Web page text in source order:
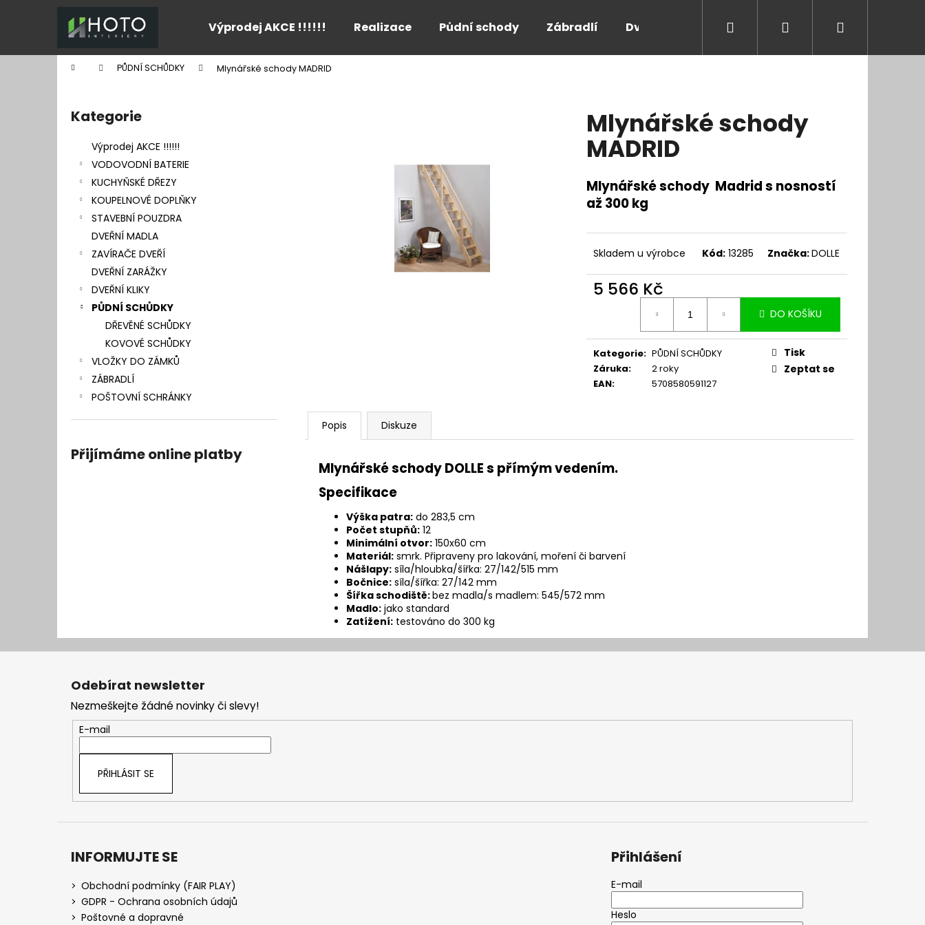
Výprodej AKCE !!!!!! Realizace Půdní schody Zábradlí Dveře a zárubně Kontakt Blog
Přihlášení
Domů PŮDNÍ SCHŮDKY Mlynářské schody MADRID
Přeskočit
kategorie
Kategorie
Výprodej AKCE !!!!!!
VODOVODNÍ BATERIE
KUCHYŇSKÉ DŘEZY
KOUPELNOVÉ DOPLŇKY
STAVEBNÍ POUZDRA
DVEŘNÍ MADLA
ZAVÍRAČE DVEŘÍ
DVEŘNÍ ZARÁŽKY
DVEŘNÍ KLIKY
PŮDNÍ SCHŮDKY
DŘEVĚNÉ SCHŮDKY
KOVOVÉ SCHŮDKY
VLOŽKY DO ZÁMKŮ
ZÁBRADLÍ
POŠTOVNÍ SCHRÁNKY
Přijímáme online platby
Mlynářské schody
MADRID
Mlynářské schody Madrid s nosností
až 300 kg
Skladem u výrobce Kód: 13285 Značka:DOLLE
5 566 Kč
DO KOŠÍKU
Kategorie: PŮDNÍ SCHŮDKY
Záruka:
2 roky
EAN: 5708580591127
Tisk
Zeptat se
Popis Diskuze
Mlynářské schody DOLLE s přímým vedením.
Specifikace
Výška patra: do 283,5 cm
Počet stupňů: 12
Minimální otvor: 150x60 cm
Materiál: smrk. Připraveny pro lakování, moření či barvení
Nášlapy: síla/hloubka/šířka: 27/142/515 mm
Bočnice: síla/šířka: 27/142 mm
Šířka schodiště:bez madla/s madlem: 545/572 mm
Madlo: jako standard
Zatížení: testováno do 300 kg
í
Zpět
do
Zpět
do
Co potřebujete najít?
Doporučujeme
Z
Odebírat newsletter
Nezmeškejte žádné novinky či slevy!
E-mail
PŘIHLÁSIT SE
INFORMUJTE SE
Obchodní podmínky (FAIR PLAY)
GDPR - Ochrana osobních údajů
Poštovné a dopravné
Přihlášení
E-mail
Heslo